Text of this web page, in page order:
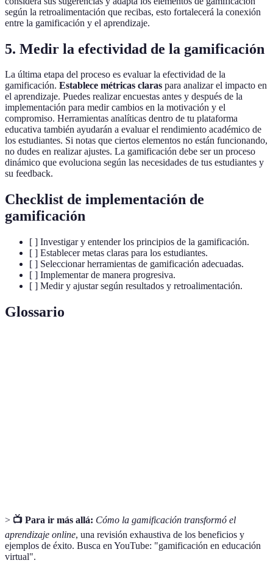
según la retroalimentación que recibas, esto fortalecerá la conexión
entre la gamificación y el aprendizaje.
5. Medir la efectividad de la gamificación
La última etapa del proceso es evaluar la efectividad de la
gamificación. Establece métricas claras para analizar el impacto en
el aprendizaje. Puedes realizar encuestas antes y después de la
implementación para medir cambios en la motivación y el
compromiso. Herramientas analíticas dentro de tu plataforma
educativa también ayudarán a evaluar el rendimiento académico de
los estudiantes. Si notas que ciertos elementos no están funcionando,
no dudes en realizar ajustes. La gamificación debe ser un proceso
dinámico que evoluciona según las necesidades de tus estudiantes y
su feedback.
Checklist de implementación de
gamificación
[ ] Investigar y entender los principios de la gamificación.
[ ] Establecer metas claras para los estudiantes.
[ ] Seleccionar herramientas de gamificación adecuadas.
[ ] Implementar de manera progresiva.
[ ] Medir y ajustar según resultados y retroalimentación.
Glossario
> 📺 Para ir más allá: Cómo la gamificación transformó el
aprendizaje online, una revisión exhaustiva de los beneficios y
ejemplos de éxito. Busca en YouTube: "gamificación en educación
virtual".